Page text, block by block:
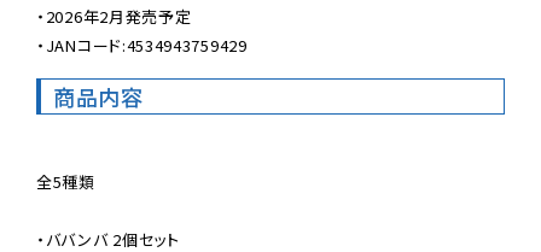
・2026年2月発売予定
・JANコード:4534943759429
商品内容
全5種類
・ババンバ 2個セット